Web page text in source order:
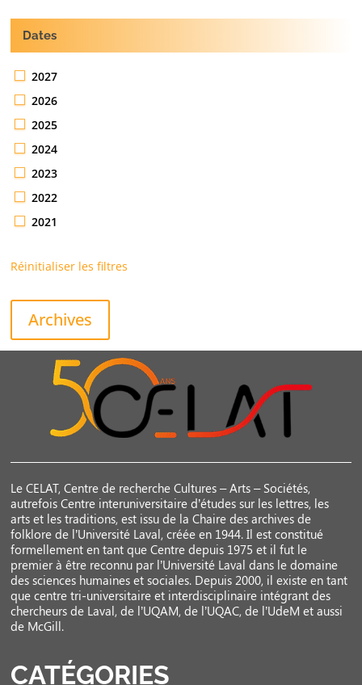
Dates
2027
2026
2025
2024
2023
2022
2021
Réinitialiser les filtres
Archives
Le CELAT, Centre de recherche Cultures – Arts – Sociétés,
autrefois Centre interuniversitaire d’études sur les lettres, les
arts et les traditions, est issu de la Chaire des archives de
folklore de l’Université Laval, créée en 1944. Il est constitué
formellement en tant que Centre depuis 1975 et il fut le
premier à être reconnu par l’Université Laval dans le domaine
des sciences humaines et sociales. Depuis 2000, il existe en tant
que centre tri-universitaire et interdisciplinaire intégrant des
chercheurs de Laval, de l’UQAM, de l’UQAC, de l’UdeM et aussi
de McGill.
CATÉGORIES